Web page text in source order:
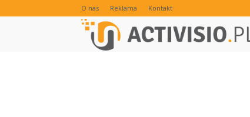
O nas Reklama Kontakt